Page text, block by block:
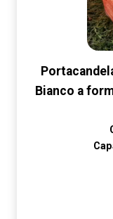
Bianco a